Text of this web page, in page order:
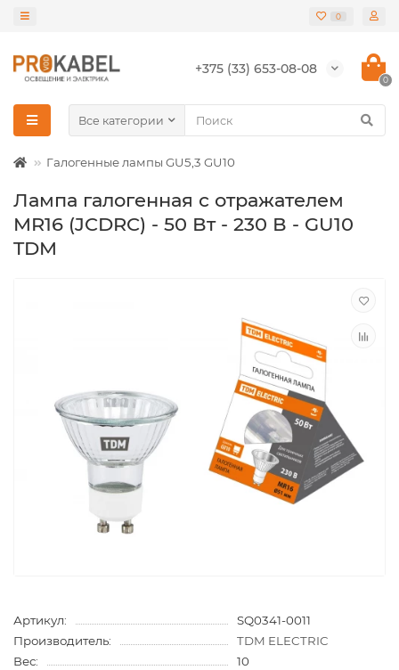
0
+375 (33) 653-08-08
0
Все категории
Галогенные лампы GU5,3 GU10
Лампа галогенная с отражателем
MR16 (JCDRC) - 50 Вт - 230 В - GU10
TDM
Артикул:
SQ0341-0011
Производитель:
TDM ELECTRIC
Вес:
10